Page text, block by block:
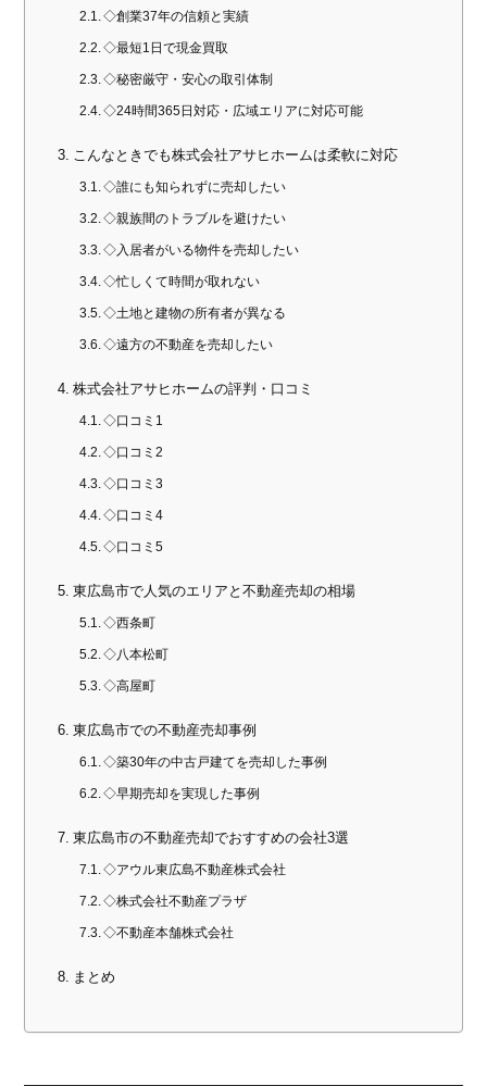
◇創業37年の信頼と実績
◇最短1日で現金買取
◇秘密厳守・安心の取引体制
◇24時間365日対応・広域エリアに対応可能
こんなときでも株式会社アサヒホームは柔軟に対応
◇誰にも知られずに売却したい
◇親族間のトラブルを避けたい
◇入居者がいる物件を売却したい
◇忙しくて時間が取れない
◇土地と建物の所有者が異なる
◇遠方の不動産を売却したい
株式会社アサヒホームの評判・口コミ
◇口コミ1
◇口コミ2
◇口コミ3
◇口コミ4
◇口コミ5
東広島市で人気のエリアと不動産売却の相場
◇西条町
◇八本松町
◇高屋町
東広島市での不動産売却事例
◇築30年の中古戸建てを売却した事例
◇早期売却を実現した事例
東広島市の不動産売却でおすすめの会社3選
◇アウル東広島不動産株式会社
◇株式会社不動産プラザ
◇不動産本舗株式会社
まとめ